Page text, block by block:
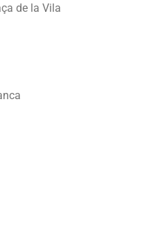
de la Vila